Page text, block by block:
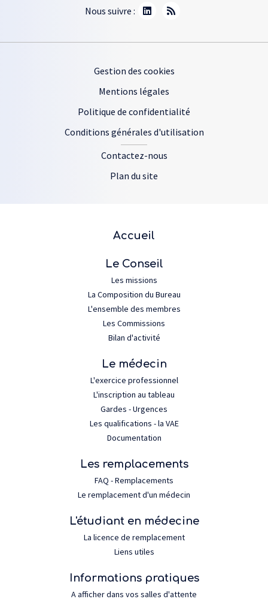
Nous suivre :
Gestion des cookies
Mentions légales
Politique de confidentialité
Conditions générales d'utilisation
Contactez-nous
Plan du site
Accueil
Le Conseil
Les missions
La Composition du Bureau
L'ensemble des membres
Les Commissions
Bilan d'activité
Le médecin
L'exercice professionnel
L'inscription au tableau
Gardes - Urgences
Les qualifications - la VAE
Documentation
Les remplacements
FAQ - Remplacements
Le remplacement d'un médecin
L'étudiant en médecine
La licence de remplacement
Liens utiles
Informations pratiques
A afficher dans vos salles d'attente